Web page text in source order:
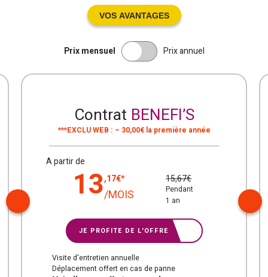
Prix mensuel Prix annuel
VOS AVANTAGES
Contrat BENEFI’S
***EXCLU WEB : – 30,00€ la première année
A partir de
13,17€*
/MOIS
15,67€
Pendant
1 an
JE PROFITE DE L'OFFRE
Visite d'entretien annuelle
Déplacement offert en cas de panne